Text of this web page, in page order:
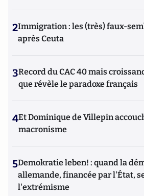
2Immigration : les (très) faux-
après Ceuta
3Record du CAC 40 mais
que révèle le paradoxe français
4Et Dominique de Villepin
macronisme
5Demokratie leben! : quand la
allemande, financée par l'État,
l'extrémisme